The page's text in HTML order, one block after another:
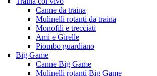
Canne da traina
Mulinelli rotanti da traina
Monofili e trecciati
Ami e Girelle
Piombo guardiano
Big Game
Canne Big Game
Mulinelli rotanti Big Game